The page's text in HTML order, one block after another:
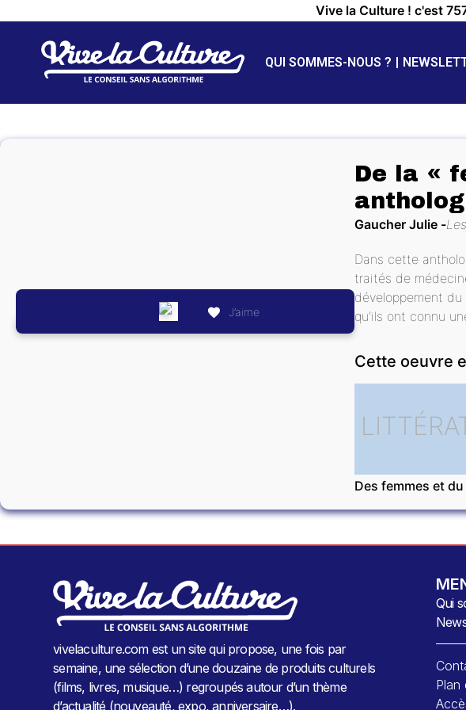
Vive la Culture ! c'est
QUI SOMMES-NOUS ?
J’aime
De la «
Gaucher Julie
Dans cette
traités de
développement
qu'ils ont connu
Cette oeuvre
Des femmes et
vivelaculture.com est un site qui propose, une fois par
semaine, une sélection d’une douzaine de produits culturels
(films, livres, musique…) regroupés autour d’un thème
d’actualité (nouveauté, expo, anniversaire…).
Qui
Plan